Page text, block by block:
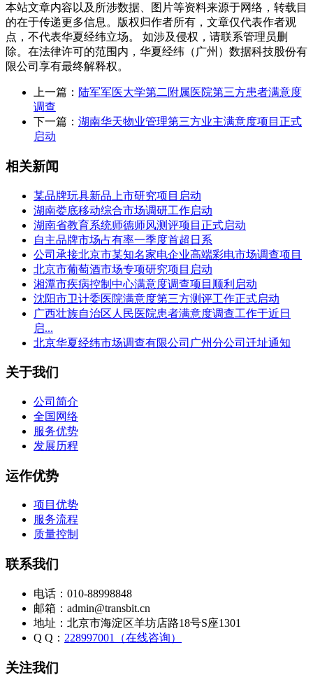
本站文章内容以及所涉数据、图片等资料来源于网络，转载目
的在于传递更多信息。版权归作者所有，文章仅代表作者观
点，不代表华夏经纬立场。 如涉及侵权，请联系管理员删
除。在法律许可的范围内，华夏经纬（广州）数据科技股份有
限公司享有最终解释权。
上一篇： 陆军军医大学第二附属医院第三方患者满意度
调查
下一篇： 湖南华天物业管理第三方业主满意度项目正式
启动
相关新闻
某品牌玩具新品上市研究项目启动
湖南娄底移动综合市场调研工作启动
湖南省教育系统师德师风测评项目正式启动
自主品牌市场占有率一季度首超日系
公司承接北京市某知名家电企业高端彩电市场调查项目
北京市葡萄酒市场专项研究项目启动
湘潭市疾病控制中心满意度调查项目顺利启动
沈阳市卫计委医院满意度第三方测评工作正式启动
广西壮族自治区人民医院患者满意度调查工作于近日
启...
北京华夏经纬市场调查有限公司广州分公司迁址通知
关于我们
公司简介
全国网络
服务优势
发展历程
运作优势
项目优势
服务流程
质量控制
联系我们
电话：010-88998848
邮箱：admin@transbit.cn
地址：北京市海淀区羊坊店路18号S座1301
Q Q： 228997001（在线咨询）
关注我们